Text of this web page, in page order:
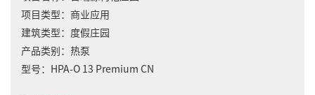
项目类型： 商业应用
建筑类型： 度假庄园
产品类别： 热泵
型号：
HPA-O 13 Premium CN